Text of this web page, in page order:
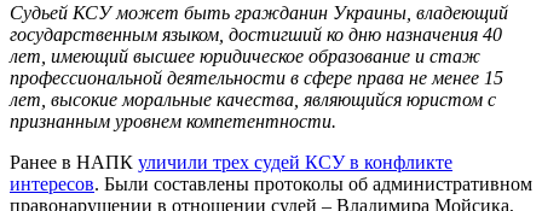
Судьей КСУ может быть гражданин Украины, владеющий
государственным языком, достигший ко дню назначения 40
лет, имеющий высшее юридическое образование и стаж
профессиональной деятельности в сфере права не менее 15
лет, высокие моральные качества, являющийся юристом с
признанным уровнем компетентности.
Ранее в НАПК уличили трех судей КСУ в конфликте
интересов. Были составлены протоколы об административном
правонарушении в отношении судей – Владимира Мойсика,